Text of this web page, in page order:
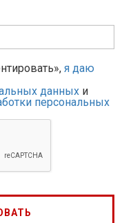
я даю
данных и
персональных